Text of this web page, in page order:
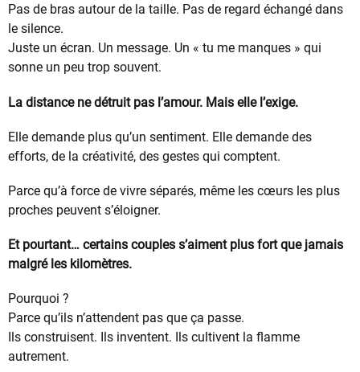
Pas de bras autour de la taille. Pas de regard échangé dans
le silence.
Juste un écran. Un message. Un « tu me manques » qui
sonne un peu trop souvent.
La distance ne détruit pas l’amour. Mais elle l’exige.
Elle demande plus qu’un sentiment. Elle demande des
efforts, de la créativité, des gestes qui comptent.
Parce qu’à force de vivre séparés, même les cœurs les plus
proches peuvent s’éloigner.
Et pourtant… certains couples s’aiment plus fort que jamais
malgré les kilomètres.
Pourquoi ?
Parce qu’ils n’attendent pas que ça passe.
Ils construisent. Ils inventent. Ils cultivent la flamme
autrement.